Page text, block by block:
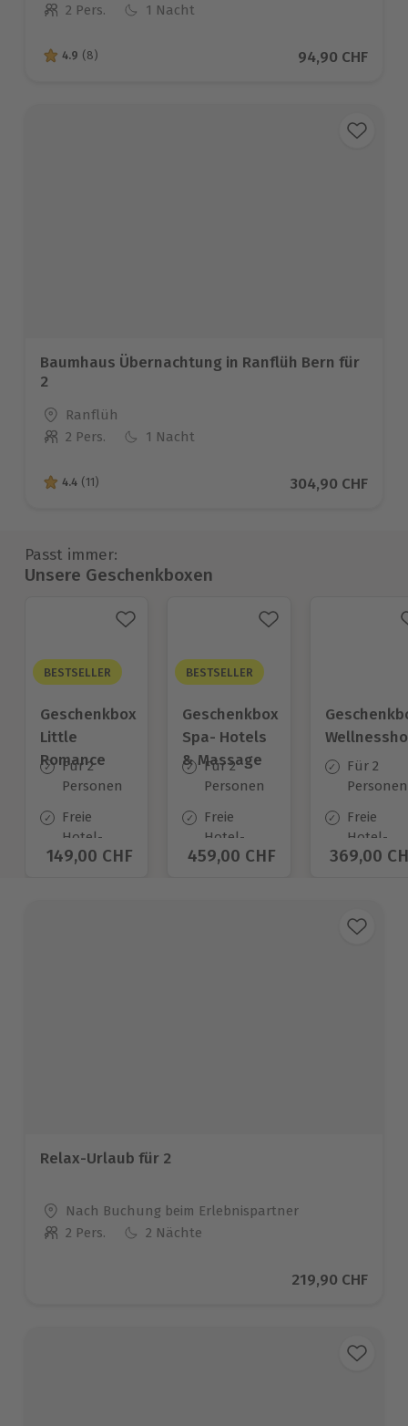
Anzahl der Teilnehmer
2 Pers. 1 Nacht
4.9 von 5 Sternen basierend auf 8 Bewertungen
4.9 (8) Aktueller Preis
94,90 CHF
Baumhaus Übernachtung in Ranflüh Bern für
2
Standort
Ranflüh
Anzahl der Teilnehmer
2 Pers. 1 Nacht
4.4 von 5 Sternen basierend auf 11 Bewertungen
4.4 (11) Aktueller Preis
304,90 CHF
Passt immer:
Unsere Geschenkboxen
BESTSELLER
Geschenkbox
Little
Romance
Für 2
Personen
Freie
Hotel-
Auswahl
Aktueller Preis
149,00 CHF
BESTSELLER
Geschenkbox
Spa- Hotels
& Massage
Für 2
Personen
Freie
Hotel-
Auswahl
Aktueller Preis
459,00 CHF
Für 2
Personen
Freie
Hotel-
Auswahl
Aktueller
369,00
Relax-Urlaub für 2
Standort
Nach Buchung beim Erlebnispartner
Anzahl der Teilnehmer
2 Pers. 2 Nächte
Aktueller Preis
219,90 CHF